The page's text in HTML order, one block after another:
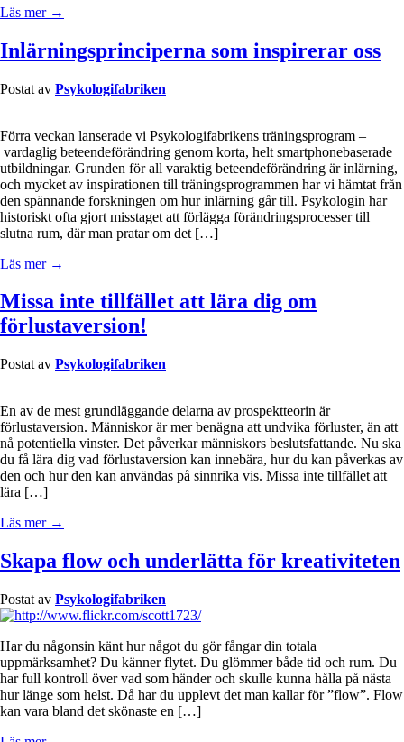
Läs mer →
Inlärningsprinciperna som inspirerar oss
Postat av Psykologifabriken
Förra veckan lanserade vi Psykologifabrikens träningsprogram –
vardaglig beteendeförändring genom korta, helt smartphonebaserade
utbildningar. Grunden för all varaktig beteendeförändring är inlärning,
och mycket av inspirationen till träningsprogrammen har vi hämtat från
den spännande forskningen om hur inlärning går till. Psykologin har
historiskt ofta gjort misstaget att förlägga förändringsprocesser till
slutna rum, där man pratar om det […]
Läs mer →
Missa inte tillfället att lära dig om
förlustaversion!
Postat av Psykologifabriken
En av de mest grundläggande delarna av prospektteorin är
förlustaversion. Människor är mer benägna att undvika förluster, än att
nå potentiella vinster. Det påverkar människors beslutsfattande. Nu ska
du få lära dig vad förlustaversion kan innebära, hur du kan påverkas av
den och hur den kan användas på sinnrika vis. Missa inte tillfället att
lära […]
Läs mer →
Skapa flow och underlätta för kreativiteten
Postat av Psykologifabriken
Har du någonsin känt hur något du gör fångar din totala
uppmärksamhet? Du känner flytet. Du glömmer både tid och rum. Du
har full kontroll över vad som händer och skulle kunna hålla på nästa
hur länge som helst. Då har du upplevt det man kallar för ”flow”. Flow
kan vara bland det skönaste en […]